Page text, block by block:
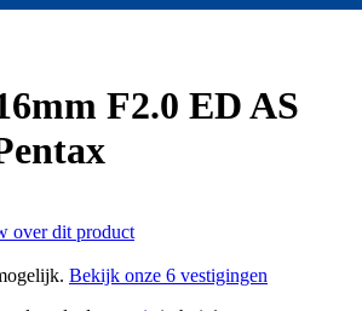
F2.0 ED AS
over dit product
Bekijk onze 6 vestigingen